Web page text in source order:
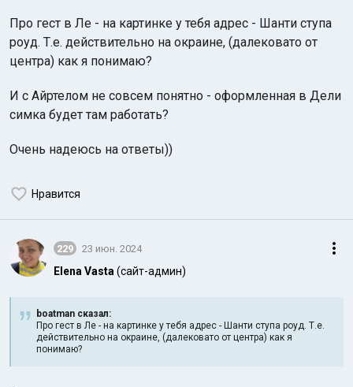
Про гест в Ле - на картинке у тебя адрес - Шанти ступа
роуд. Т.е. действительно на окраине, (далековато от
центра) как я понимаю?
И с Айртелом не совсем понятно - оформленная в Дели
симка будет там работать?
Очень надеюсь на ответы))
Нравится
229 23 июн. 2024
Elena Vasta (сайт-админ)
boatman сказал:
Про гест в Ле - на картинке у тебя адрес - Шанти ступа роуд. Т.е.
действительно на окраине, (далековато от центра) как я
понимаю?